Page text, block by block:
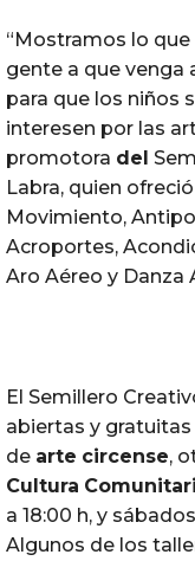
“Mostramos lo
gente a que venga
para que los niños
interesen por las
promotora del
Labra, quien
Movimiento,
Acroportes,
Aro Aéreo y Danza
El Semillero
abiertas y
de arte circense,
Cultura
a 18:00 h, y
Algunos de los